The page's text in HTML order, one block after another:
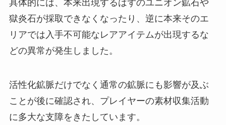
具体的には、本来出現するはずのユニオン鉱石や
獄炎石が採取できなくなったり、逆に本来そのエ
リアでは入手不可能なレアアイテムが出現するな
どの異常が発生しました。
活性化鉱脈だけでなく通常の鉱脈にも影響が及ぶ
ことが後に確認され、プレイヤーの素材収集活動
に多大な支障をきたしています。